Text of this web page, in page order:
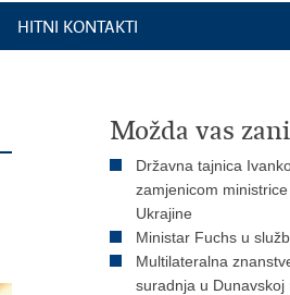
HITNI KONTAKTI
Možda vas
Državna tajnica
zamjenicom
Ukrajine
Ministar Fuchs u
Multilateralna
suradnja u Dunavskoj